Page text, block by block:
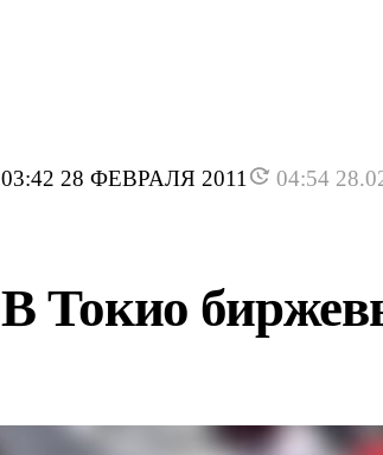
03:42 28 ФЕВРАЛЯ 2011 04:54
В Токио